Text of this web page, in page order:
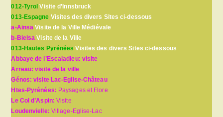
012-Tyrol Visite d’Innsbruck
013-Espagne Visites des divers Sites ci-dessous
a-Ainsa Visite de la Ville Médiévale
b-Bielsa Visite de la Ville
013-Hautes Pyrénées Visites des divers Sites ci-dessous
Abbaye de l’Escaladieu: visite
Arreau: visite de la ville
Génos: visite Lac-Eglise-Château
Htes-Pyrénées: Paysages et Flore
Le Col d’Aspin:Visite
Loudenvielle: Village-Eglise-Lac